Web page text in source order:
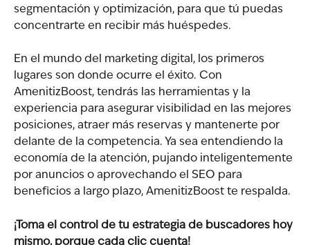
segmentación y optimización, para que tú puedas
concentrarte en recibir más huéspedes.
En el mundo del marketing digital, los primeros
lugares son donde ocurre el éxito. Con
AmenitizBoost, tendrás las herramientas y la
experiencia para asegurar visibilidad en las mejores
posiciones, atraer más reservas y mantenerte por
delante de la competencia. Ya sea entendiendo la
economía de la atención, pujando inteligentemente
por anuncios o aprovechando el SEO para
beneficios a largo plazo, AmenitizBoost te respalda.
¡Toma el control de tu estrategia de buscadores hoy
mismo, porque cada clic cuenta!